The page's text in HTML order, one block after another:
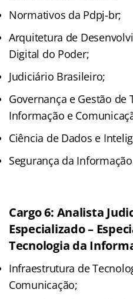
Normativos da Pdpj-br;
Arquitetura de
Digital do Poder;
Judiciário Brasileiro;
Governança e Gestão de
Informação e
Ciência de Dados e
Segurança da
Cargo 6: Analista
Especializado –
Tecnologia da
Infraestrutura de
Comunicação;